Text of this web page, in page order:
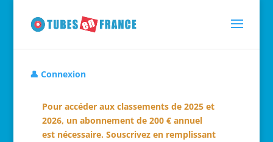
👤 Connexion
Pour accéder aux classements de 2025 et
2026, un abonnement de 200 € annuel
est nécessaire. Souscrivez en remplissant